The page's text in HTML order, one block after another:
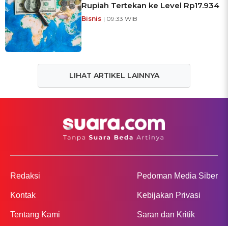
Rupiah Tertekan ke Level Rp17.934
Bisnis | 09:33 WIB
LIHAT ARTIKEL LAINNYA
Redaksi
Kontak
Tentang Kami
Pedoman Media Siber
Kebijakan Privasi
Saran dan Kritik